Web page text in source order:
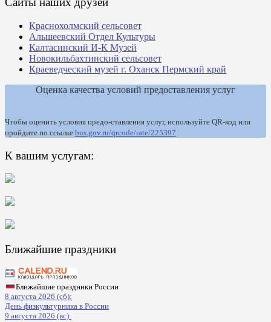
Краснохолмский сельсовет
Альшеевский Отдел Культуры
Калтасинский И-К Музей
Новокильбахтинский сельсовет
Краеведческий музей г. Оханск Пермский край
Оценка качества условий предоставления услуг
Чтобы оценить условия предо-ставления услуг, используйте QR-код или
пройдите по ссылке bus.gov.ru/qrcode/rate/225397
К вашим услугам:
Ближайшие праздники
Ближайшие праздники России
8 августа 2026 (сб):
День физкультурника в России
9 августа 2026 (вс):